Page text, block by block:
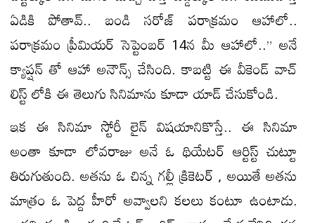
ఏడికి పోతావ్.. బండి సరోజ్ పరాక్రమం ఆహాలో..
పరాక్రమం ప్రీమియర్ సెప్టెంబర్ 14న మీ ఆహాలో..” అనే
క్యాప్షన్ తో ఆహా అనౌన్స్ చేసింది. కాబట్టి ఈ వీకెండ్ వాచ్
లిస్ట్ లోకి ఈ తెలుగు సినిమాను కూడా యాడ్ చేసుకోండి.
ఇక ఈ సినిమా స్టోరీ లైన్ విషయానికొస్తే.. ఈ సినిమా
అంతా కూడా లోవరాజు అనే ఓ థియేటర్ ఆర్టిస్ట్ చుట్టూ
తిరుగుతుంది. అతను ఓ చిన్న గల్లీ క్రికెటర్ , అయితే అతను
మాత్రం ఓ పెద్ద హీరో అవ్వాలని కలలు కంటూ ఉంటాడు.